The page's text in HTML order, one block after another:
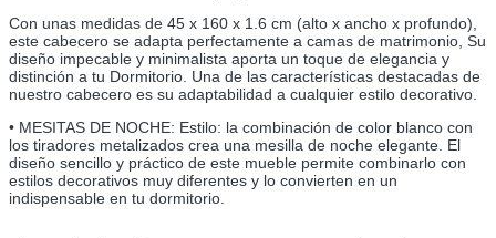
Con unas medidas de 45 x 160 x 1.6 cm (alto x ancho x profundo),
este cabecero se adapta perfectamente a camas de matrimonio, Su
diseño impecable y minimalista aporta un toque de elegancia y
distinción a tu Dormitorio. Una de las características destacadas de
nuestro cabecero es su adaptabilidad a cualquier estilo decorativo.
• MESITAS DE NOCHE: Estilo: la combinación de color blanco con
los tiradores metalizados crea una mesilla de noche elegante. El
diseño sencillo y práctico de este mueble permite combinarlo con
estilos decorativos muy diferentes y lo convierten en un
indispensable en tu dormitorio.